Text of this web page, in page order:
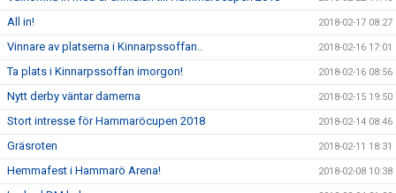
All in! 2018-02-17 08:27
Vinnare av platserna i Kinnarpssoffan.. 2018-02-16 17:01
Ta plats i Kinnarpssoffan imorgon! 2018-02-16 08:56
Nytt derby väntar damerna 2018-02-15 19:50
Stort intresse för Hammaröcupen 2018 2018-02-14 08:46
Gräsroten 2018-02-11 18:31
Hemmafest i Hammarö Arena! 2018-02-08 10:38